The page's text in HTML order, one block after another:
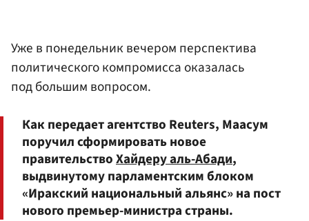
Уже в понедельник вечером перспектива
политического компромисса оказалась
под большим вопросом.
Как передает агентство Reuters, Маасум
поручил сформировать новое
правительствоХайдеру аль-Абади,
выдвинутому парламентским блоком
«Иракский национальный альянс» на пост
нового премьер-министра страны.